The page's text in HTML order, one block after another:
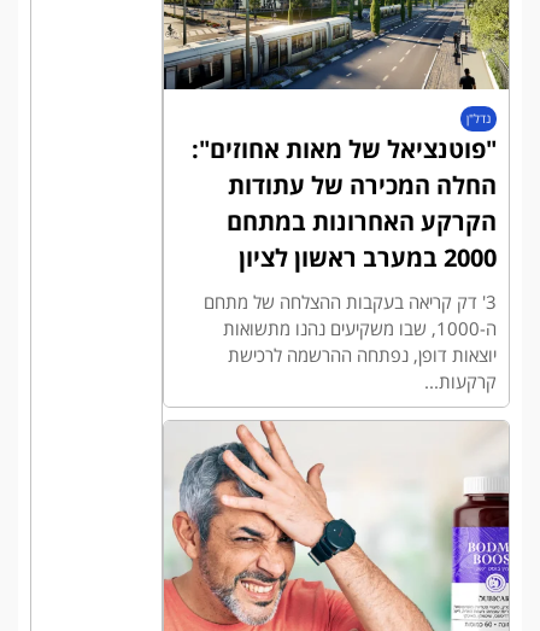
נדל"ן
"פוטנציאל של מאות אחוזים":
החלה המכירה של עתודות
הקרקע האחרונות במתחם
2000 במערב ראשון לציון
3' דק קריאה בעקבות ההצלחה של מתחם
ה-1000, שבו משקיעים נהנו מתשואות
יוצאות דופן, נפתחה ההרשמה לרכישת
קרקעות...